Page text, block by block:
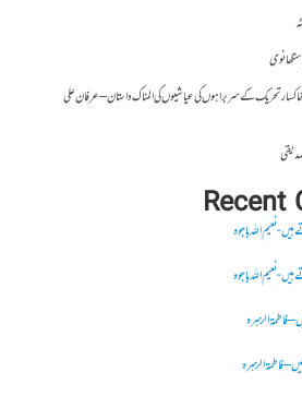
تحریک کے سربراہوں کی عیاشیوں کی المناک داستان – عرفان علی
Recent
نعیم اللہ باجوہ
نعیم اللہ باجوہ
فاطمۃالزہرہ
– فاطمۃالزہرہ